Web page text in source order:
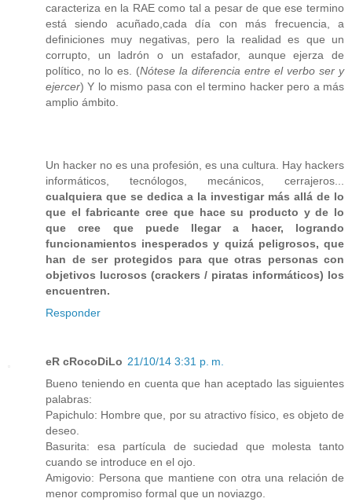
caracteriza en la RAE como tal a pesar de que ese termino
está siendo acuñado,cada día con más frecuencia, a
definiciones muy negativas, pero la realidad es que un
corrupto, un ladrón o un estafador, aunque ejerza de
político, no lo es. (Nótese la diferencia entre el verbo ser y
ejercer) Y lo mismo pasa con el termino hacker pero a más
amplio ámbito.
Un hacker no es una profesión, es una cultura. Hay hackers
informáticos, tecnólogos, mecánicos, cerrajeros...
cualquiera que se dedica a la investigar más allá de lo
que el fabricante cree que hace su producto y de lo
que cree que puede llegar a hacer, logrando
funcionamientos inesperados y quizá peligrosos, que
han de ser protegidos para que otras personas con
objetivos lucrosos (crackers / piratas informáticos) los
encuentren.
Responder
eR cRocoDiLo 21/10/14 3:31 p. m.
Bueno teniendo en cuenta que han aceptado las siguientes
palabras:
Papichulo: Hombre que, por su atractivo físico, es objeto de
deseo.
Basurita: esa partícula de suciedad que molesta tanto
cuando se introduce en el ojo.
Amigovio: Persona que mantiene con otra una relación de
menor compromiso formal que un noviazgo.